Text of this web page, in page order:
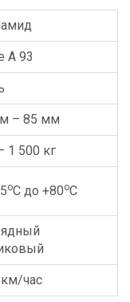
А 93
– 85 мм
1 500 кг
oС до +80oС
час